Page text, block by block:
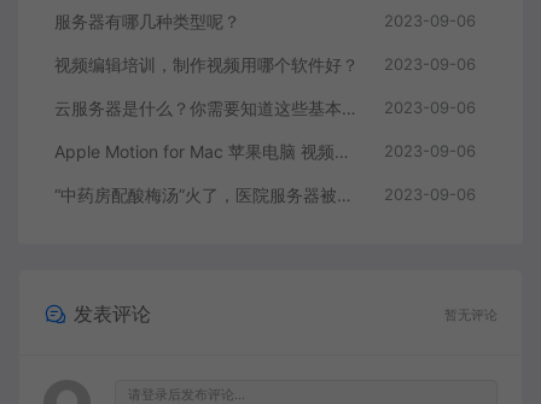
服务器有哪几种类型呢？ 2023-09-06
视频编辑培训，制作视频用哪个软件好？ 2023-09-06
云服务器是什么？你需要知道这些基本知识 2023-09-06
Apple Motion for Mac 苹果电脑 视频编辑软件 2023-09-06
“中药房配酸梅汤”火了，医院服务器被挤爆，网友：更适合中国宝宝体质 2023-09-06
发表评论 暂无评论